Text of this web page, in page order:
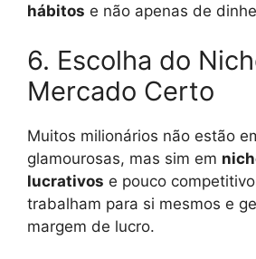
hábitos e não apenas de
6. Escolha do
Mercado Certo
Muitos milionários não estão
glamourosas, mas sim em
lucrativos e pouco
trabalham para si mesmos e
margem de lucro.